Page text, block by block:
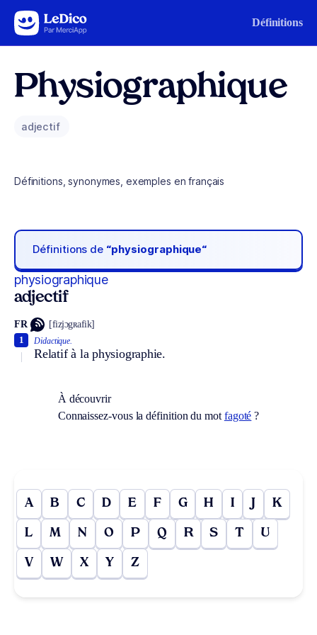
Aller au contenu Définitions
Physiographique
adjectif
Définitions, synonymes, exemples en français
Définitions de “physiographique“
physiographique
adjectif
FR [fizjɔgʀafik]
Didactique.
Relatif à la physiographie.
1
À découvrir
Connaissez-vous la définition du mot fagoté ?
A B C D E F G H I J K
L M N O P Q R S T U
V W X Y Z